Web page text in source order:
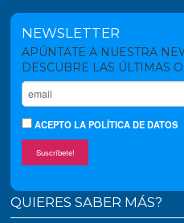
NEWSLETTER
APÚNTATE A NUESTRA
DESCUBRE LAS ÚLTIMAS
ACEPTOLA POLÍTICA DE DATOS
Suscríbete!
QUIERES SABER MÁS?